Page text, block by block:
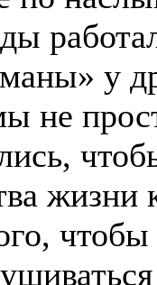
у
не
жизни